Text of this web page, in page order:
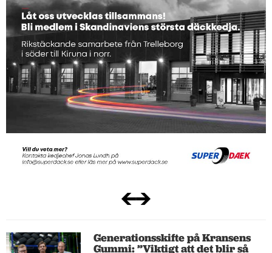
Generationsskifte på Kransens
Gummi: ”Viktigt att det blir så